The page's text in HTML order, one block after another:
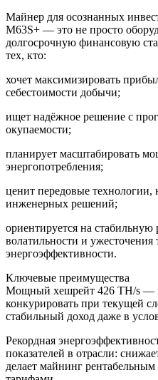
Майнер для осознанных
M63S+ — это не просто
долгосрочную финансовую
тех, кто:
хочет максимизировать
себестоимости добычи;
ищет надёжное решение с
окупаемости;
планирует масштабировать
энергопотребления;
ценит передовые технологии,
инженерных решений;
ориентируется на
волатильности и ужесточения
энергоэффективности.
Ключевые преимущества
Мощный хешрейт 426 TH/s —
конкурировать при текущей
стабильный доход даже в
Рекордная
показателей в отрасли:
делает майнинг